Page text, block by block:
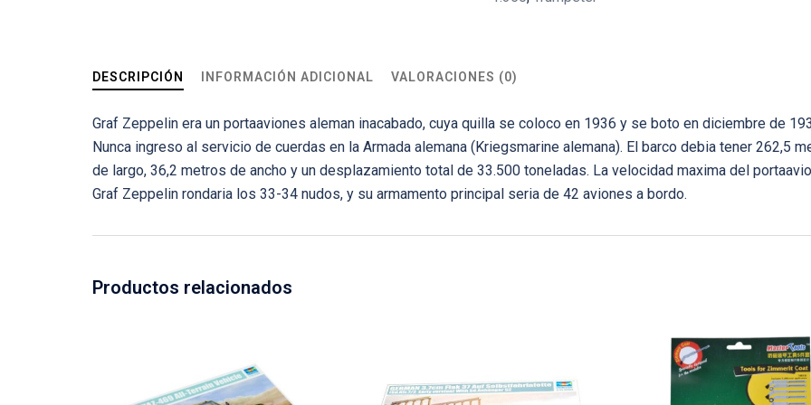
DESCRIPCIÓN INFORMACIÓN ADICIONAL VALORACIONES (0)
Graf Zeppelin era un portaaviones aleman inacabado, cuya quilla se coloco en 1936 y se boto en diciembre de
Nunca ingreso al servicio de cuerdas en la Armada alemana (Kriegsmarine alemana). El barco debia tener 262,5
de largo, 36,2 metros de ancho y un desplazamiento total de 33.500 toneladas. La velocidad maxima del
Graf Zeppelin rondaria los 33-34 nudos, y su armamento principal seria de 42 aviones a bordo.
Productos relacionados